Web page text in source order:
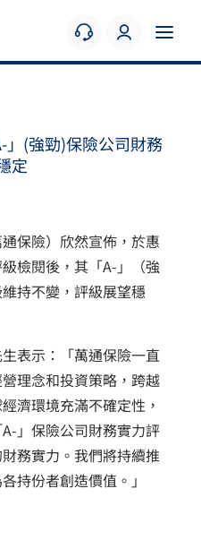
」(強勁)保險公司財務
定
保險）欣然宣佈，於惠
檢閱後，其「A-」（強
持不變，評級展望穩
表示：「萬通保險一直
理念和投資策略，跨越
濟環境充滿不確定性，
」保險公司財務實力評
務實力。我們將持續推
持份者創造價值。」